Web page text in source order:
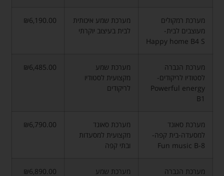
מערכת רמקולים
מעוצבים לבית-
Happy home B4 S
מערכת שמע איכותית
לבית בעיצוב יוקרתי
₪6,190.00
מערכת הגברה
לסטודיו לריקודים-
Powerful energy
B1
מערכת שמע
מקצועית לסטודיו
לריקודים
₪6,485.00
מערכת סאונד
למסעדה-בית קפה-
Fun music B-8
מערכת סאונד
מקצועית למסעדות
ובתי קפה
₪6,790.00
מערכת הגברה
מערכת שמע
₪6,890.00